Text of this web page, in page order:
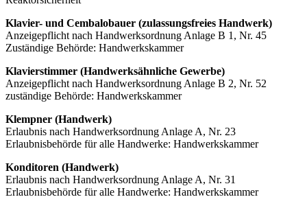
Klavier- und Cembalobauer (zulassungsfreies Handwerk)
Anzeigepflicht nach Handwerksordnung Anlage B 1, Nr. 45
Zuständige Behörde: Handwerkskammer
Klavierstimmer (Handwerksähnliche Gewerbe)
Anzeigepflicht nach Handwerksordnung Anlage B 2, Nr. 52
zuständige Behörde: Handwerkskammer
Klempner (Handwerk)
Erlaubnis nach Handwerksordnung Anlage A, Nr. 23
Erlaubnisbehörde für alle Handwerke: Handwerkskammer
Konditoren (Handwerk)
Erlaubnis nach Handwerksordnung Anlage A, Nr. 31
Erlaubnisbehörde für alle Handwerke: Handwerkskammer